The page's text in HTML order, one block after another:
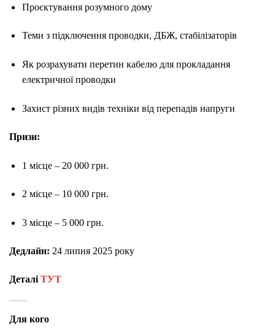
Проєктування розумного дому
Теми з підключення проводки, ДБЖ, стабілізаторів
Як розрахувати перетин кабелю для прокладання
електричної проводки
Захист різних видів техніки від перепадів напруги
Призи:
1 місце – 20 000 грн.
2 місце – 10 000 грн.
3 місце – 5 000 грн.
Дедлайн: 24 липня 2025 року
Деталі ТУТ
Для кого